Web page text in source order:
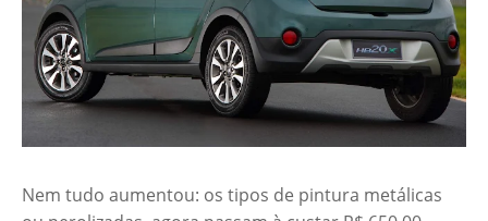
Nem tudo aumentou: os tipos de pintura metálicas